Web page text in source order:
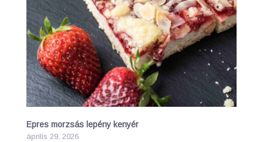
Epres morzsás lepény kenyér
április 29, 2026